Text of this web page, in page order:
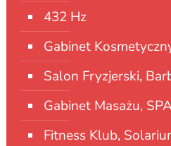
432 Hz
Gabinet
Salon Fryzjerski,
Gabinet Masażu,
Fitness Klub,